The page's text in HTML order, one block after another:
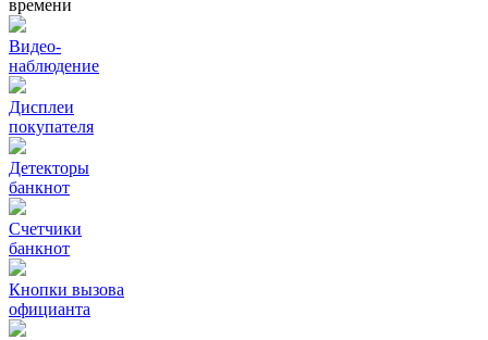
времени
Видео‑
наблюдение
Дисплеи
покупателя
Детекторы
банкнот
Счетчики
банкнот
Кнопки вызова
официанта